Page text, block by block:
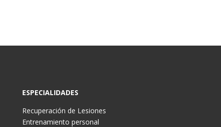
ESPECIALIDADES
Recuperación de Lesiones
Entrenamiento personal